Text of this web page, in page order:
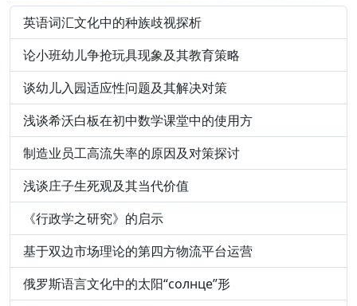
英语词汇文化中的种族歧视探析
论小班幼儿争抢玩具现象及其教育策略
谈幼儿入园适应性问题及其解决对策
浅谈希沃白板在初中数学课堂中的使用方
制造业员工高流失率的原因及对策探讨
浅谈庄子生死观及其当代价值
《行政学之研究》的启示
基于双边市场理论的第四方物流平台运营
俄罗斯语言文化中的太阳“солнце”形